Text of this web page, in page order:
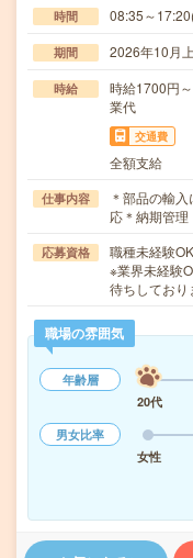
時間 08:35～
期間 2026年10月
時給
時給1700円
業代
交通費
全額支給
仕事内容
＊部品の輸
応＊納期管
応募資格
職種未経験
※業界未経験
待ちしており
職場の雰囲気
年齢層
20代
男女比率
女性